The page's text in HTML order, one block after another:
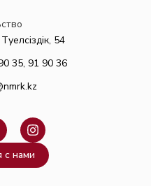
54
35, 91 90 36
I
n
s
t
с нами